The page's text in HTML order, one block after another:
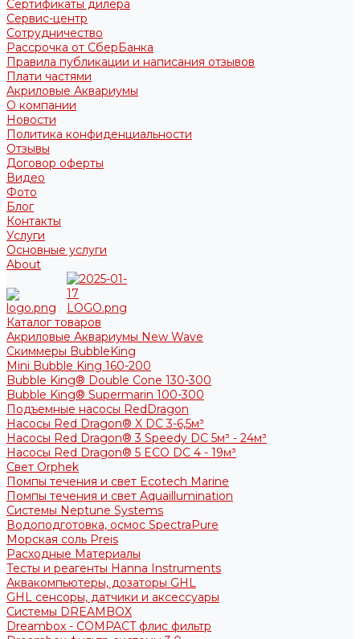
Сертификаты дилера
Сервис-центр
Сотрудничество
Рассрочка от СберБанка
Правила публикации и написания отзывов
Плати частями
Акриловые Аквариумы
О компании
Новости
Политика конфиденциальности
Отзывы
Договор оферты
Видео
Фото
Блог
Контакты
Услуги
Основные услуги
About
Каталог товаров
Акриловые Аквариумы New Wave
Скиммеры BubbleKing
Mini Bubble King 160-200
Bubble King® Double Cone 130-300
Bubble King® Supermarin 100-300
Подъемные насосы RedDragon
Насосы Red Dragon® X DC 3-6,5м³
Насосы Red Dragon® 3 Speedy DC 5м³ - 24м³
Насосы Red Dragon® 5 ECO DC 4 - 19м³
Свет Orphek
Помпы течения и свет Ecotech Marine
Помпы течения и свет Aquaillumination
Системы Neptune Systems
Водоподготовка, осмос SpectraPure
Морская соль Preis
Расходные Материалы
Тесты и реагенты Hanna Instruments
Аквакомпьютеры, дозаторы GHL
GHL сенсоры, датчики и аксессуары
Системы DREAMBOX
Dreambox - COMPACT флис фильтр